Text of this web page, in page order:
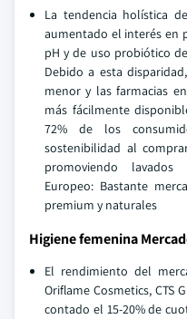
La tendencia holística
aumentado el interés en
pH y de uso probiótico
Debido a esta
menor y las farmacias
más fácilmente
72% de los
sostenibilidad al
promoviendo lavados
Europeo: Bastante
premium y naturales
Higiene femenina
El rendimiento del
Oriflame Cosmetics, CTS
contado el 15-20% de